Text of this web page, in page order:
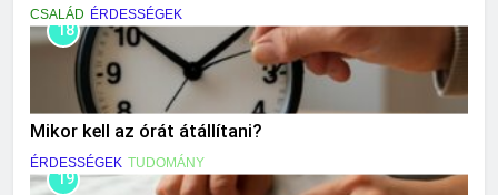
CSALÁD ÉRDESSÉGEK
18
Mikor kell az órát átállítani?
ÉRDESSÉGEK TUDOMÁNY
19